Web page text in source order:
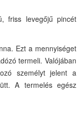
friss levegőjű pincét
Ezt a mennyiséget
termeli. Valójában
személyt jelent a
A termelés egész